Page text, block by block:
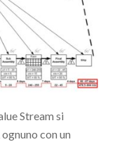
Stream si
con un